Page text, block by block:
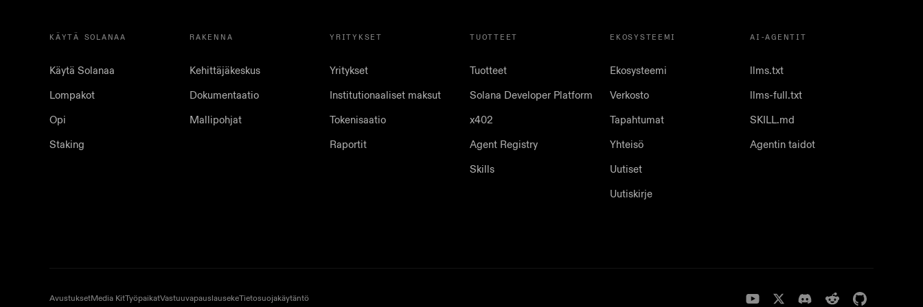
KÄYTÄ SOLANAA
Käytä Solanaa
Lompakot
Opi
Staking
RAKENNA
Kehittäjäkeskus
Dokumentaatio
Mallipohjat
YRITYKSET
Yritykset
Institutionaaliset maksut
Tokenisaatio
Raportit
TUOTTEET
Tuotteet
Solana Developer Platform
x402
Agent Registry
Skills
EKOSYSTEEMI
Ekosysteemi
Verkosto
Tapahtumat
Yhteisö
Uutiset
Uutiskirje
AI-AGENTIT
llms.txt
llms-full.txt
SKILL.md
Agentin taidot
AvustuksetMedia KitTyöpaikatVastuuvapauslausekeTietosuojakäytäntö